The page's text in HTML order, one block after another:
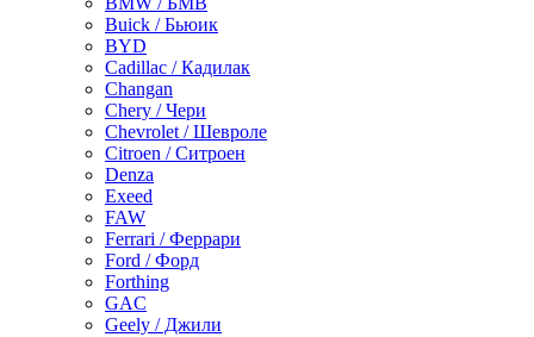
Buick / Бьюик
BYD
Cadillac / Кадилак
Changan
Chery / Чери
Chevrolet / Шевроле
Citroen / Ситроен
Denza
Exeed
FAW
Ferrari / Феррари
Ford / Форд
Forthing
GAC
Geely / Джили